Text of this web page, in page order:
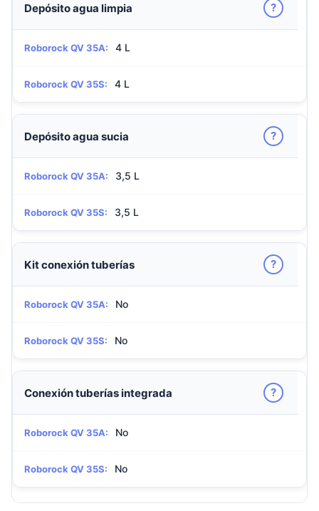
Depósito agua limpia ?
Roborock QV 35A: 4 L
Roborock QV 35S: 4 L
Depósito agua sucia ?
Roborock QV 35A: 3,5 L
Roborock QV 35S: 3,5 L
Kit conexión tuberías ?
Roborock QV 35A: No
Roborock QV 35S: No
Conexión tuberías integrada ?
Roborock QV 35A: No
Roborock QV 35S: No